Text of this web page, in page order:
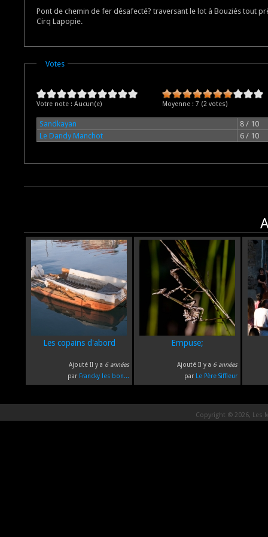
Pont de chemin de fer désafecté? traversant le lot à Bouziés tout
Cirq Lapopie.
Masquer
Votes
Votre note : Aucun(e) Moyenne : 7 (2votes)
Sandkayan
8 / 10
Le Dandy Manchot
6 / 10
Les copains d'abord
Ajouté Il y a 6 années
par Francky les bon...
Empuse;
Ajouté Il y a 6 années
par Le Père Siffleur
Copyright © 2026, Les